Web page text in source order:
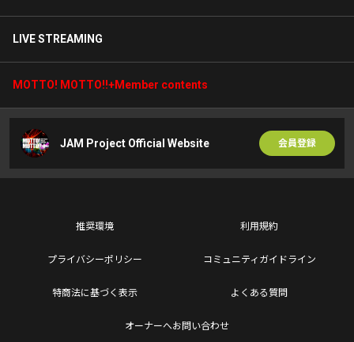
LIVE STREAMING
MOTTO! MOTTO!!+Member contents
JAM Project Official Website 会員登録
推奨環境 利用規約
プライバシーポリシー コミュニティガイドライン
特商法に基づく表示 よくある質問
オーナーへお問い合わせ